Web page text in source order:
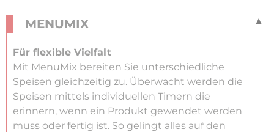
MENUMIX
Für flexible Vielfalt
Mit MenuMix bereiten Sie unterschiedliche
Speisen gleichzeitig zu. Überwacht werden die
Speisen mittels individuellen Timern die
erinnern, wenn ein Produkt gewendet werden
muss oder fertig ist. So gelingt alles auf den